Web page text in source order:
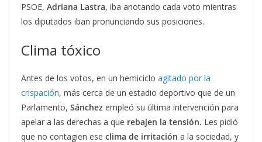
PSOE, Adriana Lastra, iba anotando cada voto mientras
los diputados iban pronunciando sus posiciones.
Clima tóxico
Antes de los votos, en un hemiciclo agitado por la
crispación, más cerca de un estadio deportivo que de un
Parlamento, Sánchez empleó su última intervención para
apelar a las derechas a que rebajen la tensión. Les pidió
que no contagien ese clima de irritación a la sociedad, y